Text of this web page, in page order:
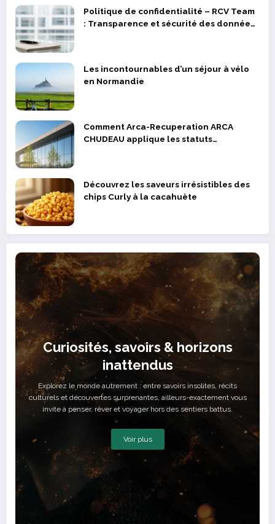
Politique de confidentialité – RCV Team
: Transparence et sécurité des données
Les incontournables d’un séjour à vélo
en Normandie
Comment Arca-Recuperation ARCA
CHUDEAU applique les statuts
Découvrez les saveurs irrésistibles des
chips Curly à la cacahuète
Curiosités, savoirs & horizons
inattendus
Explorez le monde autrement : entre savoirs insolites, récits
culturels et découvertes surprenantes, ailleurs-exactement vous
invite à penser, rêver et voyager hors des sentiers battus.
Voir plus